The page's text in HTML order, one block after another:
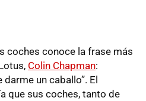
coches conoce la frase más
Colin Chapman:
un caballo”. El
que sus coches, tanto de